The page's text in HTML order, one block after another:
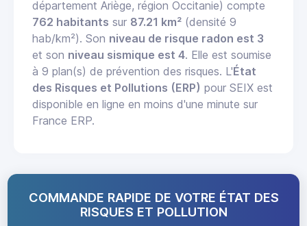
département Ariège, région Occitanie) compte
762 habitants sur 87.21 km² (densité 9
hab/km²). Son niveau de risque radon est 3
et son niveau sismique est 4. Elle est soumise
à 9 plan(s) de prévention des risques. L'État
des Risques et Pollutions (ERP) pour SEIX est
disponible en ligne en moins d'une minute sur
France ERP.
COMMANDE RAPIDE DE VOTRE ÉTAT DES
RISQUES ET POLLUTION